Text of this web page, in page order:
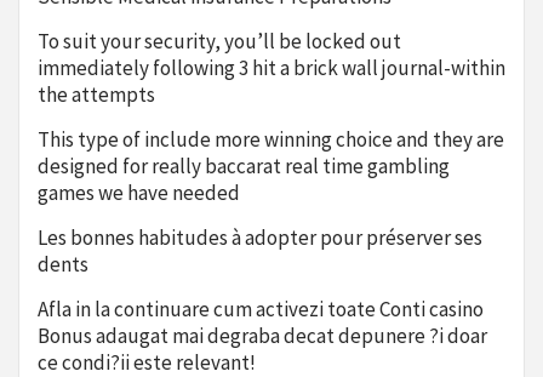
To suit your security, you’ll be locked out
immediately following 3 hit a brick wall journal-within
the attempts
This type of include more winning choice and they are
designed for really baccarat real time gambling
games we have needed
Les bonnes habitudes à adopter pour préserver ses
dents
Afla in la continuare cum activezi toate Conti casino
Bonus adaugat mai degraba decat depunere ?i doar
ce condi?ii este relevant!